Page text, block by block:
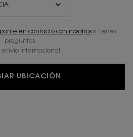
ponte en contacto con nosotros si tienes
preguntas
envío internacional.
UBICACIÓN